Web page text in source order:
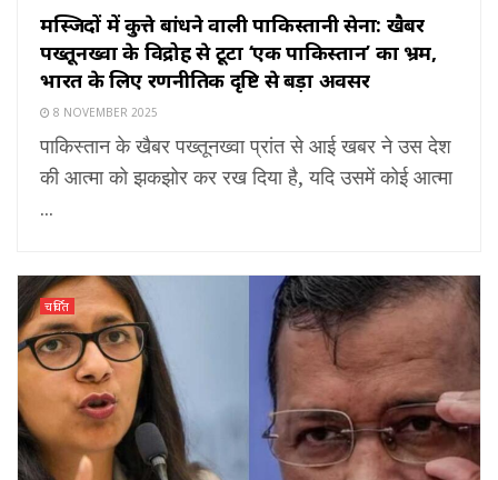
मस्जिदों में कुत्ते बांधने वाली पाकिस्तानी सेना: खैबर
पख्तूनख्वा के विद्रोह से टूटा ‘एक पाकिस्तान’ का भ्रम,
भारत के लिए रणनीतिक दृष्टि से बड़ा अवसर
8 NOVEMBER 2025
पाकिस्तान के खैबर पख्तूनख्वा प्रांत से आई खबर ने उस देश
की आत्मा को झकझोर कर रख दिया है, यदि उसमें कोई आत्मा
...
चर्चित